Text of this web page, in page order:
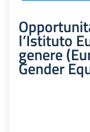
l’Istituto
genere
Gender